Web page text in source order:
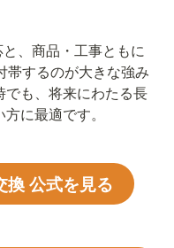
、商品・工事ともに
帯するのが大きな強み
も、将来にわたる長
に最適です。
換 公式を見る